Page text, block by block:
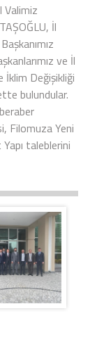
İl
ve İl
İklim Değişikliği
bulundular.
Filomuza Yeni
taleblerini